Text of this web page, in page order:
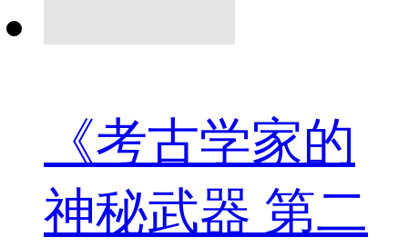
《考古学家的
神秘武器 第二